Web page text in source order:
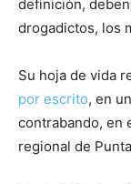
definición,
drogadictos, los
Su hoja de vida
por escrito, en
contrabando, en
regional de